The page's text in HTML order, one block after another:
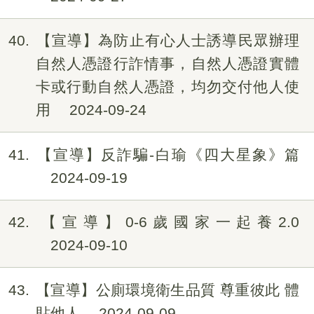
40
【宣導】為防止有心人士誘導民眾辦理
自然人憑證行詐情事，自然人憑證實體
卡或行動自然人憑證，均勿交付他人使
用
2024-09-24
41
【宣導】反詐騙-白瑜《四大星象》篇
2024-09-19
42
【宣導】0-6歲國家一起養2.0
2024-09-10
43
【宣導】公廁環境衛生品質 尊重彼此 體